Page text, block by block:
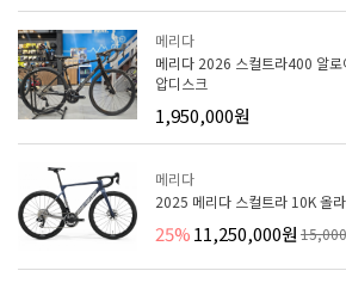
메리다
메리다 2026 스컬트라400 알
압디스크
1,950,000원
메리다
2025 메리다 스컬트라 10K 올
25%11,250,000원